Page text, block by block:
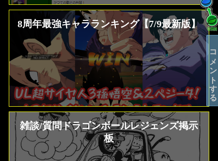
8周年最強キャラランキング【7/9最新版】
雑談/質問ドラゴンボールレジェンズ掲示
板
コメントする